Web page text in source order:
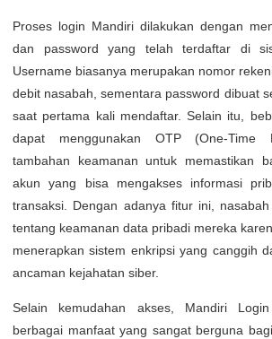
Proses login Mandiri dilakukan dengan
dan password yang telah terdaftar di
Username biasanya merupakan nomor
debit nasabah, sementara password dibuat
saat pertama kali mendaftar. Selain itu,
dapat menggunakan OTP (One-Time
tambahan keamanan untuk memastikan
akun yang bisa mengakses informasi
transaksi. Dengan adanya fitur ini,
tentang keamanan data pribadi mereka
menerapkan sistem enkripsi yang canggih
ancaman kejahatan siber.
Selain kemudahan akses, Mandiri
berbagai manfaat yang sangat berguna